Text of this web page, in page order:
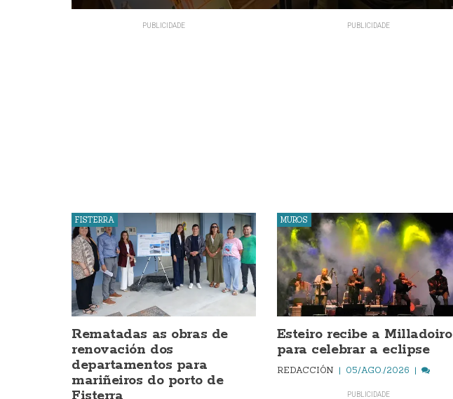
FISTERRA
Rematadas as obras de
renovación dos
departamentos para
mariñeiros do porto de
MUROS
Esteiro recibe a Milladoiro
para celebrar a eclipse
REDACCIÓN 05/AGO./2026